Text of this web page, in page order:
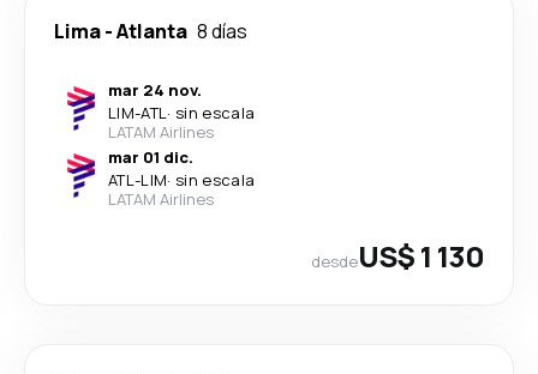
Lima-Atlanta 8 días
mar 24 nov.
LIM-ATL· sin escala
LATAM Airlines
mar 01 dic.
ATL-LIM· sin escala
LATAM Airlines
desdeUS$ 1 130